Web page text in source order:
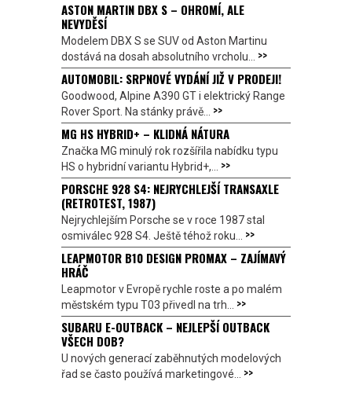
ASTON MARTIN DBX S – OHROMÍ, ALE
NEVYDĚSÍ
Modelem DBX S se SUV od Aston Martinu
dostává na dosah absolutního vrcholu... >>
AUTOMOBIL: SRPNOVÉ VYDÁNÍ JIŽ V PRODEJI!
Goodwood, Alpine A390 GT i elektrický Range
Rover Sport. Na stánky právě... >>
MG HS HYBRID+ – KLIDNÁ NÁTURA
Značka MG minulý rok rozšířila nabídku typu
HS o hybridní variantu Hybrid+,... >>
PORSCHE 928 S4: NEJRYCHLEJŠÍ TRANSAXLE
(RETROTEST, 1987)
Nejrychlejším Porsche se v roce 1987 stal
osmiválec 928 S4. Ještě téhož roku... >>
LEAPMOTOR B10 DESIGN PROMAX – ZAJÍMAVÝ
HRÁČ
Leapmotor v Evropě rychle roste a po malém
městském typu T03 přivedl na trh... >>
SUBARU E-OUTBACK – NEJLEPŠÍ OUTBACK
VŠECH DOB?
U nových generací zaběhnutých modelových
řad se často používá marketingové... >>